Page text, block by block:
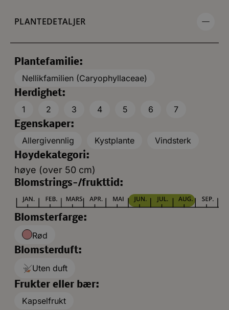
PLANTEDETALJER
Plantefamilie:
Nellikfamilien (Caryophyllaceae)
Herdighet:
1
2 3 4 5 6
7
Egenskaper:
Allergivennlig
Kystplante
Vindsterk
Høydekategori:
høye (over 50 cm)
Blomstrings-/frukttid:
Blomsterfarge:
Rød
Blomsterduft:
Uten duft
Frukter eller bær:
Kapselfrukt